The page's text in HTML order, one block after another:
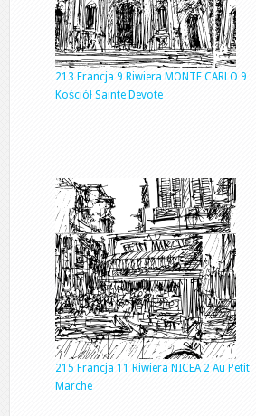
213 Francja 9 Riwiera MONTE CARLO 9
Kościół Sainte Devote
215 Francja 11 Riwiera NICEA 2 Au Petit
Marche